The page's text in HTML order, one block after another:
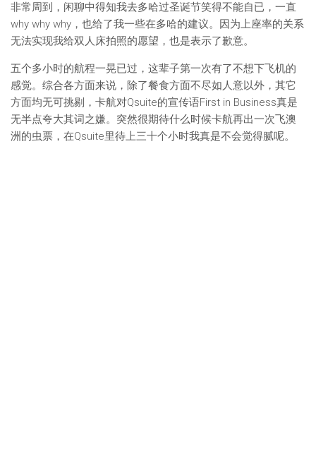
非常周到，闲聊中得知我去多哈过圣诞节笑得不能自已，一直
why why why，也给了我一些在多哈的建议。因为上座率的关系
无法实现我给双人床拍照的愿望，也是表示了歉意。
五个多小时的航程一晃已过，这辈子第一次有了不想下飞机的
感觉。综合各方面来说，除了餐食方面不尽如人意以外，其它
方面均无可挑剔，卡航对Qsuite的宣传语First in Business真是
无半点夸大其词之嫌。突然很期待什么时候卡航再出一次飞澳
洲的虫票，在Qsuite里待上三十个小时我真是不会觉得腻呢。